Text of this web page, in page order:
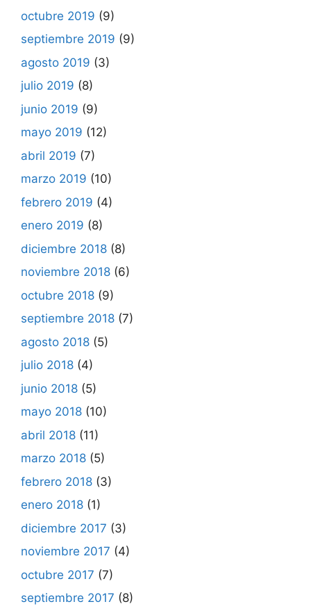
octubre 2019 (9)
septiembre 2019 (9)
agosto 2019 (3)
julio 2019 (8)
junio 2019 (9)
mayo 2019 (12)
abril 2019 (7)
marzo 2019 (10)
febrero 2019 (4)
enero 2019 (8)
diciembre 2018 (8)
noviembre 2018 (6)
octubre 2018 (9)
septiembre 2018 (7)
agosto 2018 (5)
julio 2018 (4)
junio 2018 (5)
mayo 2018 (10)
abril 2018 (11)
marzo 2018 (5)
febrero 2018 (3)
enero 2018 (1)
diciembre 2017 (3)
noviembre 2017 (4)
octubre 2017 (7)
septiembre 2017 (8)